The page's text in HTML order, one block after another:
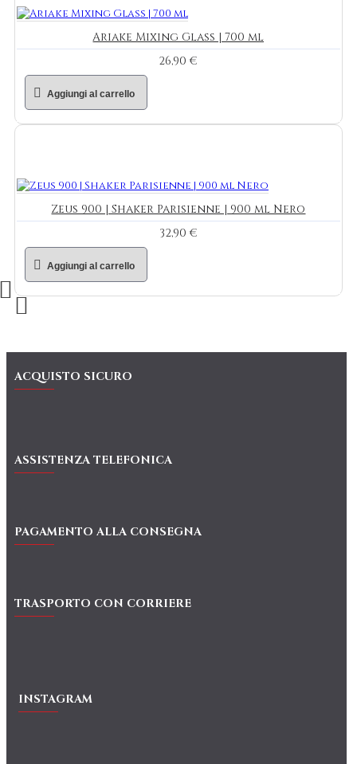
Ariake Mixing Glass | 700 ml
26,90 €
Aggiungi al carrello
Zeus 900 | Shaker Parisienne | 900 ml Nero
32,90 €
Aggiungi al carrello
ACQUISTO SICURO
ASSISTENZA TELEFONICA
PAGAMENTO ALLA CONSEGNA
TRASPORTO CON CORRIERE
INSTAGRAM